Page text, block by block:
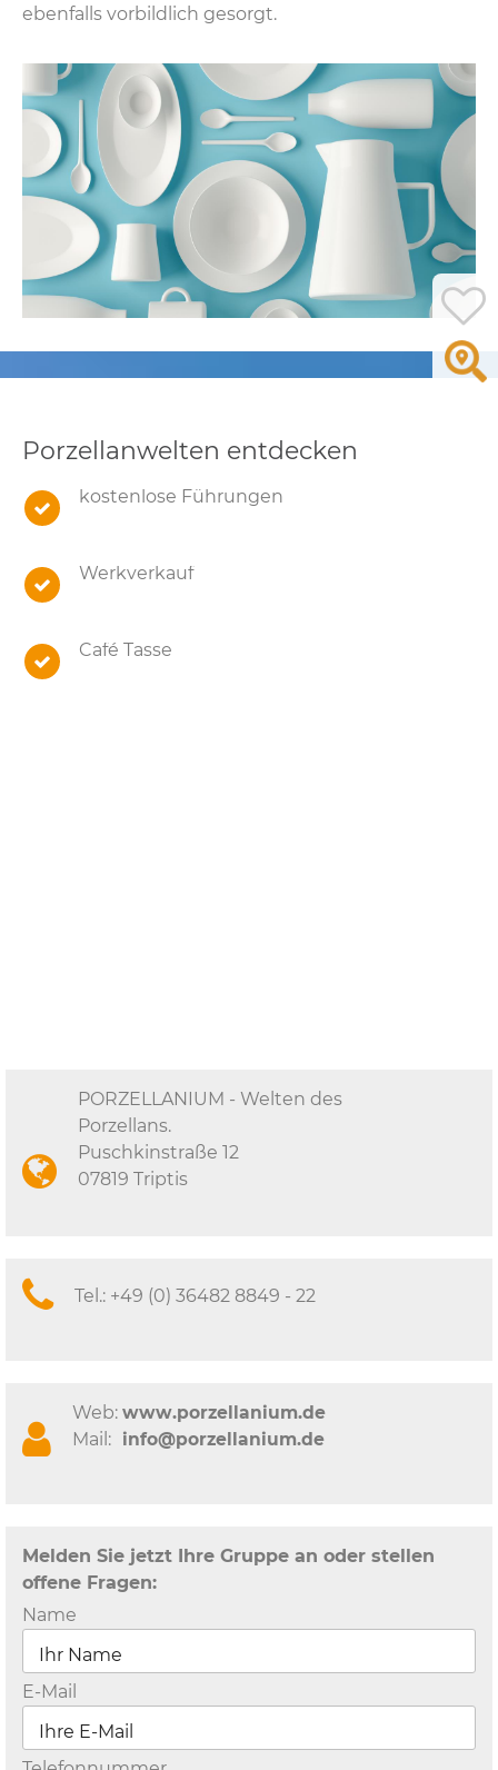
ebenfalls vorbildlich gesorgt.
Porzellanwelten entdecken
kostenlose Führungen
Werkverkauf
Café Tasse
PORZELLANIUM - Welten des
Porzellans.
Puschkinstraße 12
07819 Triptis
Tel.: +49 (0) 36482 8849 - 22
Web: www.porzellanium.de
Mail: info@porzellanium.de
Melden Sie jetzt Ihre Gruppe an oder stellen
offene Fragen:
Name
E-Mail